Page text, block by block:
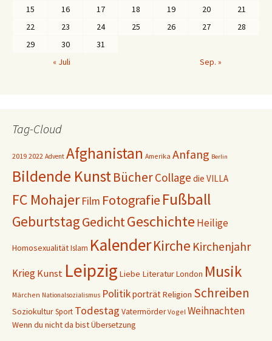
15
16 17 18 19 20
21
22
23 24 25 26 27
28
29
30
31
« Juli
Sep. »
Tag-Cloud
2019 2022 Advent Afghanistan Amerika Anfang Berlin
Bildende KunstBücherCollage die VILLA
FC Mohajer Film Fotografie Fußball
GeburtstagGedichtGeschichte Heilige
HomosexualitätIslam KalenderKirche Kirchenjahr
Krieg Kunst Leipzig Liebe LiteraturLondon Musik
Märchen Nationalsozialismus PolitikporträtReligion Schreiben
SoziokulturSport Todestag Vatermörder Vogel Weihnachten
Wenn du nicht da bistÜbersetzung